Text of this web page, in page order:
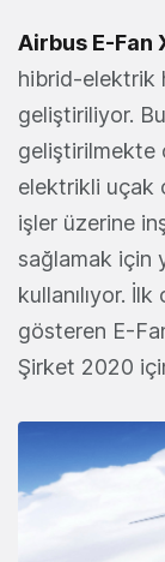
Airbus E-Fan
hibrid-elektrik
geliştiriliyor.
geliştirilmekte
elektrikli uçak
işler üzerine
sağlamak için
kullanılıyor.
gösteren E-
Şirket 2020